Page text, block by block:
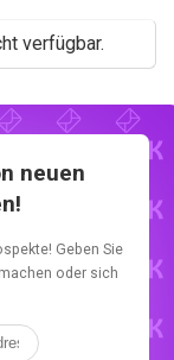
verfügbar.
neuen
Geben Sie
oder sich